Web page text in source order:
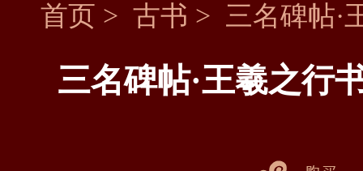
首页 > 古书 > 三名碑帖·
三名碑帖·王羲之行